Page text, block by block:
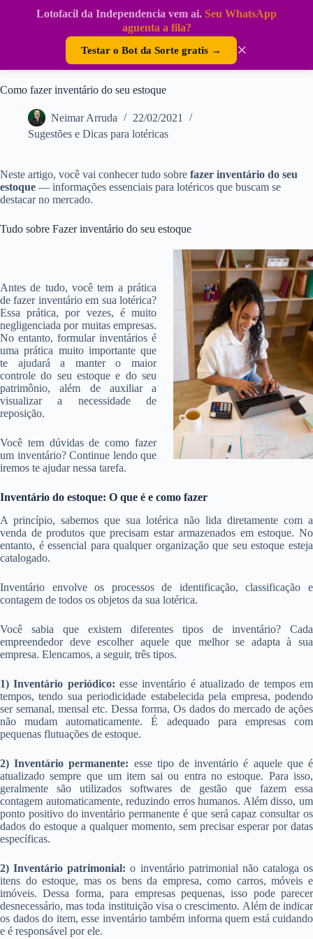
Lotofacil da Independencia vem ai. Seu WhatsApp
aguenta a fila?
Testar o Bot da Sorte gratis → ×
Como fazer inventário do seu estoque
Neimar Arruda
22/02/2021
Sugestões e Dicas para lotéricas
Neste artigo, você vai conhecer tudo sobre fazer inventário do seu
estoque — informações essenciais para lotéricos que buscam se
destacar no mercado.
Tudo sobre Fazer inventário do seu estoque
Antes de tudo, você tem a prática
de fazer inventário em sua lotérica?
Essa prática, por vezes, é muito
negligenciada por muitas empresas.
No entanto, formular inventários é
uma prática muito importante que
te ajudará a manter o maior
controle do seu estoque e do seu
patrimônio, além de auxiliar a
visualizar a necessidade de
reposição.
Você tem dúvidas de como fazer
um inventário? Continue lendo que
iremos te ajudar nessa tarefa.
Inventário do estoque: O que é e como fazer
A princípio, sabemos que sua lotérica não lida diretamente com a
venda de produtos que precisam estar armazenados em estoque. No
entanto, é essencial para qualquer organização que seu estoque esteja
catalogado.
Inventário envolve os processos de identificação, classificação e
contagem de todos os objetos da sua lotérica.
Você sabia que existem diferentes tipos de inventário? Cada
empreendedor deve escolher aquele que melhor se adapta à sua
empresa. Elencamos, a seguir, três tipos.
1) Inventário periódico: esse inventário é atualizado de tempos em
tempos, tendo sua periodicidade estabelecida pela empresa, podendo
ser semanal, mensal etc. Dessa forma, Os dados do mercado de ações
não mudam automaticamente. É adequado para empresas com
pequenas flutuações de estoque.
2) Inventário permanente: esse tipo de inventário é aquele que é
atualizado sempre que um item sai ou entra no estoque. Para isso,
geralmente são utilizados softwares de gestão que fazem essa
contagem automaticamente, reduzindo erros humanos. Além disso, um
ponto positivo do inventário permanente é que será capaz consultar os
dados do estoque a qualquer momento, sem precisar esperar por datas
específicas.
2) Inventário patrimonial: o inventário patrimonial não cataloga os
itens do estoque, mas os bens da empresa, como carros, móveis e
imóveis. Dessa forma, para empresas pequenas, isso pode parecer
desnecessário, mas toda instituição visa o crescimento. Além de indicar
os dados do item, esse inventário também informa quem está cuidando
e é responsável por ele.